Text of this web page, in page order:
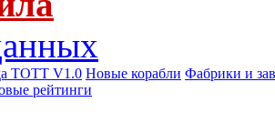
ТОТТ V1.0 Новые корабли Фабрики и
рейтинги